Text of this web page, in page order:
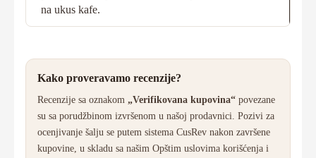
na ukus kafe.
Kako proveravamo recenzije?
Recenzije sa oznakom „Verifikovana kupovina“ povezane
su sa porudžbinom izvršenom u našoj prodavnici. Pozivi za
ocenjivanje šalju se putem sistema CusRev nakon završene
kupovine, u skladu sa našim Opštim uslovima korišćenja i